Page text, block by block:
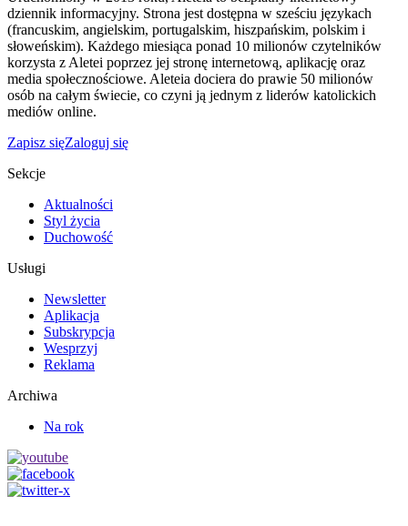
dziennik informacyjny. Strona jest dostępna w sześciu językach
(francuskim, angielskim, portugalskim, hiszpańskim, polskim i
słoweńskim). Każdego miesiąca ponad 10 milionów czytelników
korzysta z Aletei poprzez jej stronę internetową, aplikację oraz
media społecznościowe. Aleteia dociera do prawie 50 milionów
osób na całym świecie, co czyni ją jednym z liderów katolickich
mediów online.
Zapisz sięZaloguj się
Sekcje
Aktualności
Styl życia
Duchowość
Usługi
Newsletter
Aplikacja
Subskrypcja
Wesprzyj
Reklama
Archiwa
Na rok